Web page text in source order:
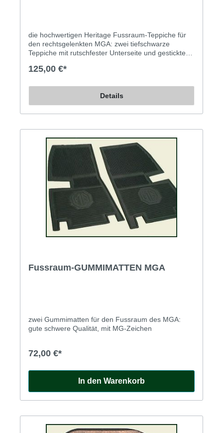
die hochwertigen Heritage Fussraum-Teppiche für
den rechtsgelenkten MGA: zwei tiefschwarze
Teppiche mit rutschfester Unterseite und gesticktem
Passgenauigkeit. Die Teppiche sind schwarz und mit
schwarz und in rot erhältlich.
125,00 €*
Details
Fussraum-GUMMIMATTEN MGA
zwei Gummimatten für den Fussraum des MGA:
gute schwere Qualität, mit MG-Zeichen
72,00 €*
In den Warenkorb